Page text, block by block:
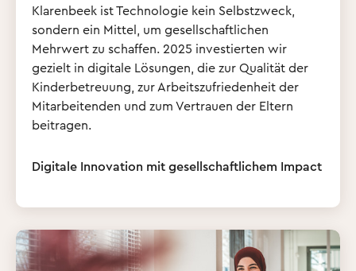
Klarenbeek ist Technologie kein Selbstzweck,
sondern ein Mittel, um gesellschaftlichen
Mehrwert zu schaffen. 2025 investierten wir
gezielt in digitale Lösungen, die zur Qualität der
Kinderbetreuung, zur Arbeitszufriedenheit der
Mitarbeitenden und zum Vertrauen der Eltern
beitragen.
Digitale Innovation mit gesellschaftlichem Impact